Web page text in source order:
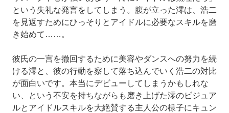
という失礼な発言をしてしまう。腹が立った澪は、浩二
を見返すためにひっそりとアイドルに必要なスキルを磨
き始めて……。
彼氏の一言を撤回するために美容やダンスへの努力を続
ける澪と、彼の行動を察して落ち込んでいく浩二の対比
が面白いです。本当にデビューしてしまうかもしれな
い、という不安を持ちながらも磨き上げた澪のビジュア
ルとアイドルスキルを大絶賛する主人公の様子にキュン